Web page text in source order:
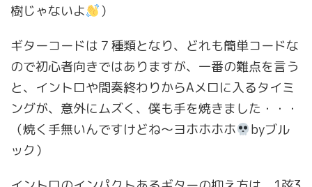
樹じゃないよ
）
ギターコードは７種類となり、どれも簡単コードな
ので初心者向きではありますが、一番の難点を言う
と、イントロや間奏終わりからAメロに入るタイミ
ングが、意外にムズく、僕も手を焼きました・・・
（焼く手無いんですけどね〜ヨホホホホ
byブル
ック）